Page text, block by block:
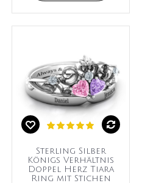
Sterling Silber
Königs Verhältnis
Doppel Herz Tiara
Ring mit Stichen